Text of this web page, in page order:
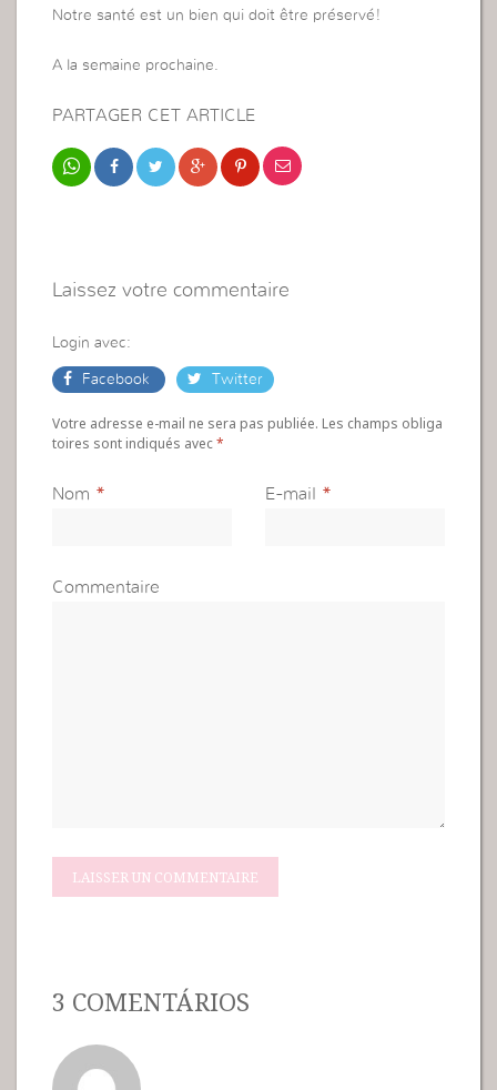
Notre santé est un bien qui doit être préservé!
A la semaine prochaine.
PARTAGER CET ARTICLE
Laissez votre commentaire
Login avec:
Facebook Twitter
Votre adresse e-mail ne sera pas publiée. Les champs obliga
toires sont indiqués avec*
Nom * E-mail *
Commentaire
3 COMENTÁRIOS